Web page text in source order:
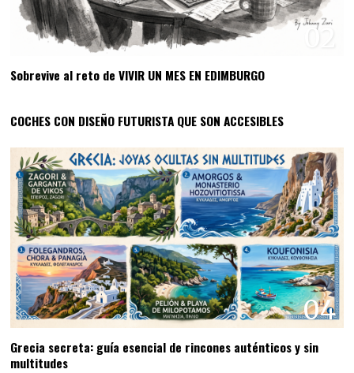
02
Sobrevive al reto de VIVIR UN MES EN EDIMBURGO
COCHES CON DISEÑO FUTURISTA QUE SON ACCESIBLES
04
Grecia secreta: guía esencial de rincones auténticos y sin
multitudes